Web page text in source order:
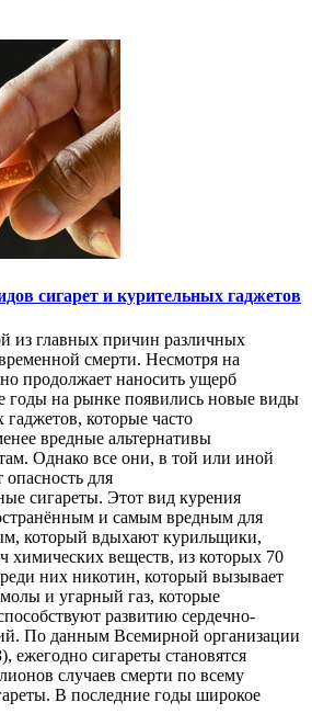
сигарет и курительных гаджетов
из главных причин различных
смерти. Несмотря на
продолжает наносить ущерб
годы на рынке появились новые виды
гаджетов, которые часто
вредные альтернативы
Однако все они, в той или иной
опасность для
сигареты. Этот вид курения
и самым вредным для
который вдыхают курильщики,
химических веществ, из которых 70
них никотин, который вызывает
и угарный газ, которые
развитию сердечно-
По данным Всемирной организации
ежегодно сигареты становятся
случаев смерти по всему
В последние годы широкое